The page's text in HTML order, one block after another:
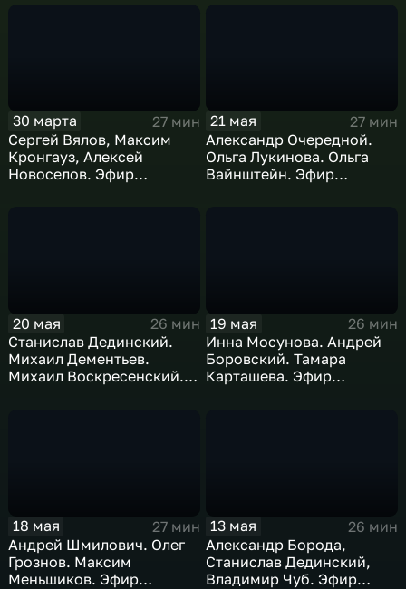
30 марта
27 мин
Сергей Вялов, Максим
Кронгауз, Алексей
Новоселов. Эфир
21 мая
27 мин
Александр Очередной.
Ольга Лукинова. Ольга
Вайнштейн. Эфир
20 мая
26 мин
Станислав Дединский.
Михаил Дементьев.
Михаил Воскресенский.
19 мая
26 мин
Инна Мосунова. Андрей
Боровский. Тамара
Карташева. Эфир
18 мая
27 мин
Андрей Шмилович. Олег
Грознов. Максим
Меньшиков. Эфир
13 мая
26 мин
Александр Борода,
Станислав Дединский,
Владимир Чуб. Эфир